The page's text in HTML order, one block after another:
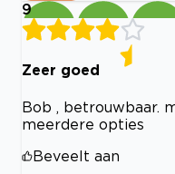
9
Zeer goed
Bob , betrouwbaar.
meerdere opties
Beveelt aan